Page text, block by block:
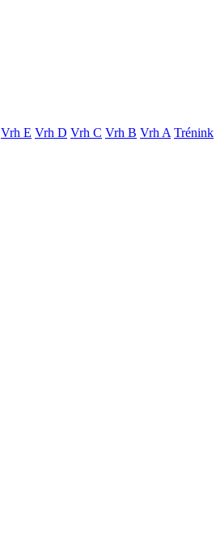
Vrh E Vrh D Vrh C Vrh B Vrh A Trénink